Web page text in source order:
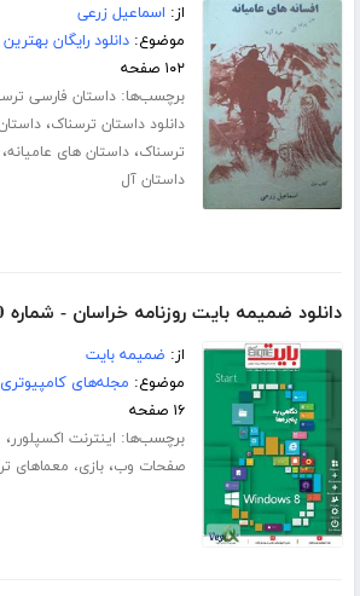
از: اسماعیل زرعی
موضوع:دانلود رایگان
۱۰۲ صفحه
برچسب‌ها:داستان فارسی
دانلود داستان ترسناک،
ترسناک،داستان های عامیانه
داستان آل
دانلود ضمیمه بایت روزنامه خراسان - شماره 220
از: ضمیمه بایت
موضوع: مجله‌های کامپیوتری
۱۶ صفحه
برچسب‌ها: اینترنت اکسپلورر،
صفحات وب،بازی، معماهای